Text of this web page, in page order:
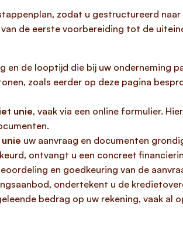
zodat u gestructureerd
de eerste voorbereiding tot de
en de looptijd die bij uw onderneming
zoals eerder op deze pagina
unie, vaak via een online formulier.
uw aanvraag en documenten
ontvangt u een concreet
en goedkeuring van de
ondertekent u de
bedrag op uw rekening, vaak al